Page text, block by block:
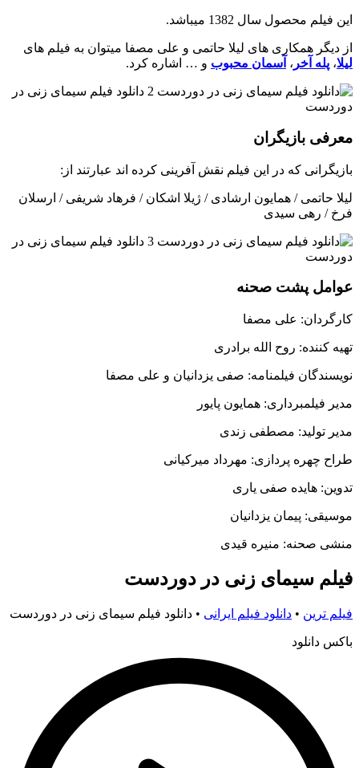
این فیلم محصول سال 1382 میباشد.
از دیگر همکاری های لیلا حاتمی و علی مصفا میتوان به فیلم های
لیلا، پله آخر ، آسمان محبوب و … اشاره کرد.
معرفی بازیگران
بازیگرانی که در این فیلم نقش آفرینی کرده اند عبارتند از:
لیلا حاتمی / همایون ارشادی / ژیلا اشکان / فرهاد شریفی / ارسلان
فرخ / رهی سیدی
عوامل پشت صحنه
کارگردان: علی مصفا
تهیه کننده: روح الله برادری
نویسندگان فیلمنامه: صفی یزدانیان و علی مصفا
مدیر فیلمبرداری: همایون پایور
مدیر تولید: مصطفی زندی
طراح چهره پردازی: مهرداد میرکیانی
تدوین: هایده صفی یاری
موسیقی: پیمان یزدانیان
منشی صحنه: منیره قیدی
فیلم سیمای زنی در دوردست
فیلم ترین • دانلود فیلم ایرانی • دانلود فیلم سیمای زنی در دوردست
باکس دانلود